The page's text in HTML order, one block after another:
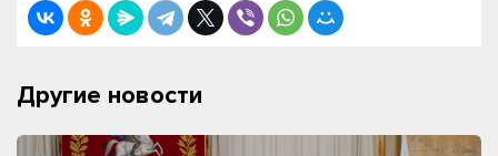
Другие новости